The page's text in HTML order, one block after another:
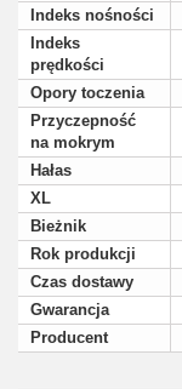
Indeks nośności
Indeks
prędkości
Opory toczenia
Przyczepność
na mokrym
Hałas
XL
Bieżnik
Rok produkcji
Czas dostawy
Gwarancja
Producent